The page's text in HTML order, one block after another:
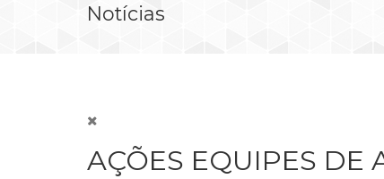
Notícias
AÇÕES EQUIPES DE